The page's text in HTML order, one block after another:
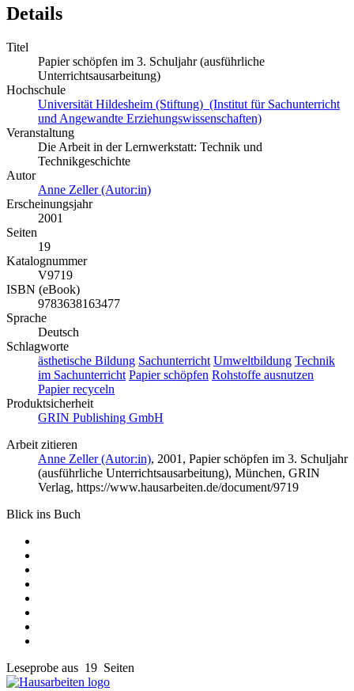
Details
Titel
Papier schöpfen im 3. Schuljahr (ausführliche
Unterrichtsausarbeitung)
Hochschule
Universität Hildesheim (Stiftung) (Institut für Sachunterricht
und Angewandte Erziehungswissenschaften)
Veranstaltung
Die Arbeit in der Lernwerkstatt: Technik und
Technikgeschichte
Autor
Anne Zeller (Autor:in)
Erscheinungsjahr
2001
Seiten
19
Katalognummer
V9719
ISBN (eBook)
9783638163477
Sprache
Deutsch
Schlagworte
ästhetische Bildung Sachunterricht Umweltbildung Technik
im Sachunterricht Papier schöpfen Rohstoffe ausnutzen
Papier recyceln
Produktsicherheit
GRIN Publishing GmbH
Arbeit zitieren
Anne Zeller (Autor:in), 2001, Papier schöpfen im 3. Schuljahr
(ausführliche Unterrichtsausarbeitung), München, GRIN
Verlag, https://www.hausarbeiten.de/document/9719
Blick ins Buch
Leseprobe aus 19 Seiten